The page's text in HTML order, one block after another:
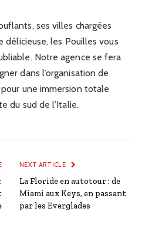
ses villes chargées
délicieuse, les Pouilles vous
Notre agence se fera
dans l’organisation de
une immersion totale
du sud de l’Italie.
NEXT ARTICLE
La Floride en autotour : de
Miami aux Keys, en passant
par les Everglades